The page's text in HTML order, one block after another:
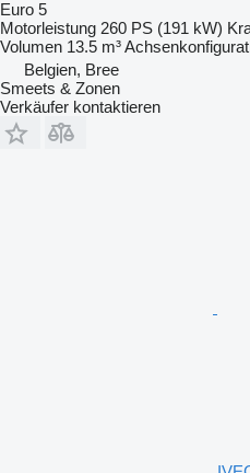
Euro 5
Motorleistung 260 PS (191 kW)
Volumen 13.5 m³
Belgien, Bree
Smeets & Zonen
Verkäufer kontaktieren